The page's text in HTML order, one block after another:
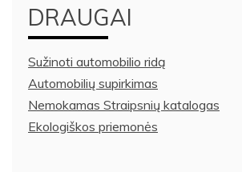
DRAUGAI
Sužinoti automobilio ridą
Automobilių supirkimas
Nemokamas Straipsnių katalogas
Ekologiškos priemonės